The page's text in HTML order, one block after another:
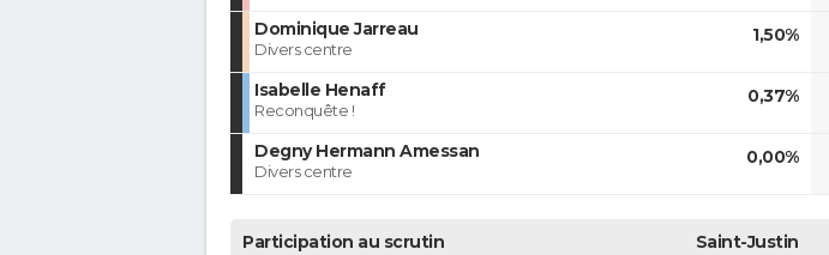
Dominique Jarreau
Divers centre
1,50%
Isabelle Henaff
Reconquête !
0,37%
Degny Hermann Amessan
Divers centre
0,00%
Participation au scrutin Saint-Justin